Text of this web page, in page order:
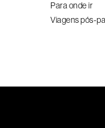
Para onde ir
Viagens pós-